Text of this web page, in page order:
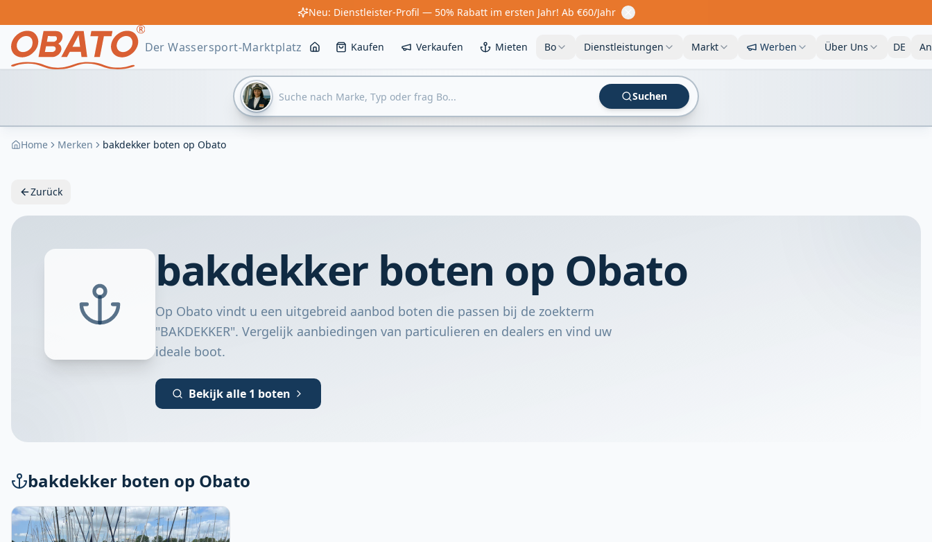
Neu: Dienstleister-Profil — 50% Rabatt im ersten Jahr! Ab €60/Jahr
Der Wassersport-Marktplatz Kaufen Verkaufen Mieten Bo Dienstleistungen Markt Werben Über Uns DE
Suchen
Home Merken bakdekker boten op Obato
Zurück
bakdekker boten op Obato
Op Obato vindt u een uitgebreid aanbod boten die passen bij de zoekterm
"BAKDEKKER". Vergelijk aanbiedingen van particulieren en dealers en vind uw
ideale boot.
Bekijk alle 1 boten
bakdekker boten op Obato